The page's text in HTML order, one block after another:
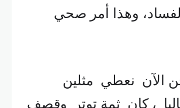
وهذا أمر صحي
الآن نعطي مثلين
، كان ثمة توتر وقصف